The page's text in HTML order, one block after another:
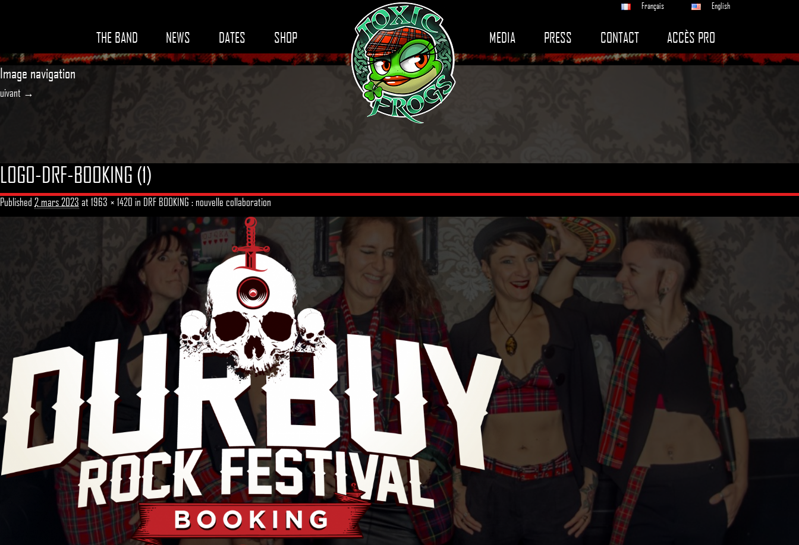
Français English
THE BAND NEWS DATES SHOP MEDIA PRESS CONTACT ACCÈS PRO
Image navigation
uivant →
LOGO-DRF-BOOKING (1)
Published 2 mars 2023 at 1963 × 1420 in DRF BOOKING : nouvelle collaboration